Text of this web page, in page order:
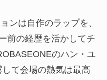
ンは自作のラップを、
前の経歴を活かしてチ
のハン・ユ
て会場の熱気は最高